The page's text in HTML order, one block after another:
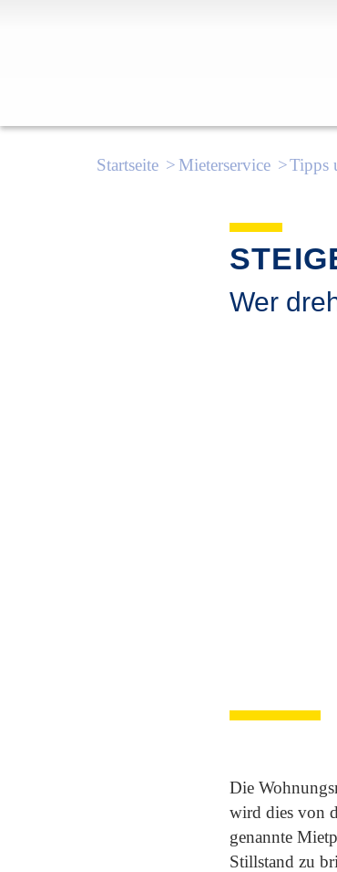
Startseite Mieterservice Tipps
Wer
Die
wird dies von
genannte
Stillstand zu